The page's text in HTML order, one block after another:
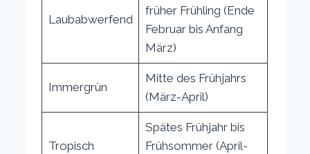
Laubabwerfend
früher Frühling (Ende
Februar bis Anfang
März)
Immergrün
Mitte des Frühjahrs
(März-April)
Tropisch
Spätes Frühjahr bis
Frühsommer (April-